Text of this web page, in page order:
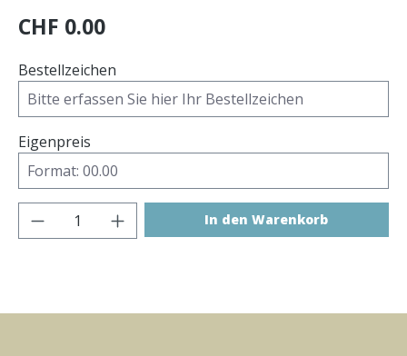
CHF 0.00
Bestellzeichen
Eigenpreis
Produkt Anzahl: Gib den gewünschten
In den Warenkorb